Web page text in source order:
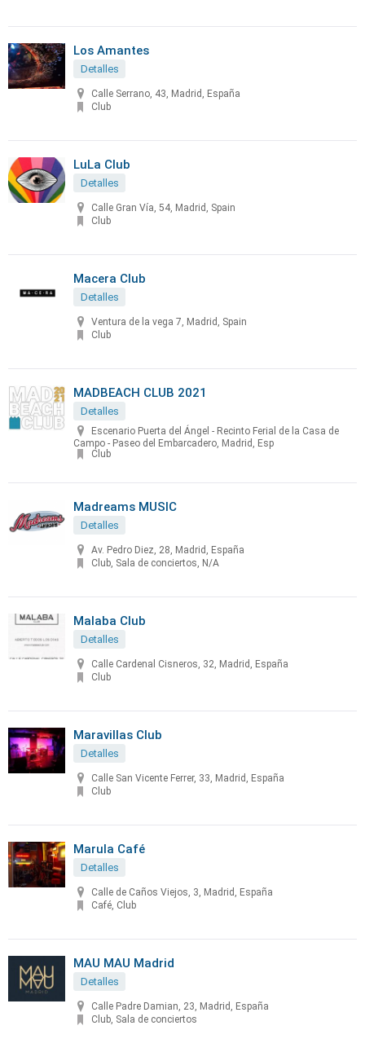
Los Amantes
Detalles
Calle Serrano, 43, Madrid, España
Club
LuLa Club
Detalles
Calle Gran Vía, 54, Madrid, Spain
Club
Macera Club
Detalles
Ventura de la vega 7, Madrid, Spain
Club
MADBEACH CLUB 2021
Detalles
Escenario Puerta del Ángel - Recinto Ferial de la Casa de
Campo - Paseo del Embarcadero, Madrid, Esp
Club
Madreams MUSIC
Detalles
Av. Pedro Diez, 28, Madrid, España
Club, Sala de conciertos, N/A
Malaba Club
Detalles
Calle Cardenal Cisneros, 32, Madrid, España
Club
Maravillas Club
Detalles
Calle San Vicente Ferrer, 33, Madrid, España
Club
Marula Café
Detalles
Calle de Caños Viejos, 3, Madrid, España
Café, Club
MAU MAU Madrid
Detalles
Calle Padre Damian, 23, Madrid, España
Club, Sala de conciertos